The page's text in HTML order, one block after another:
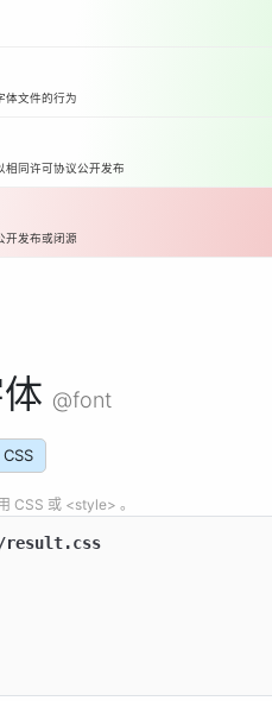
体文件的行为
相同许可协议公开发布
开发布或闭源
@font
CSS 或 <style> 。
result.css